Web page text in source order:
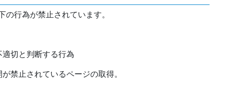
行為が禁止されています。
切と判断する行為
禁止されているページの取得。